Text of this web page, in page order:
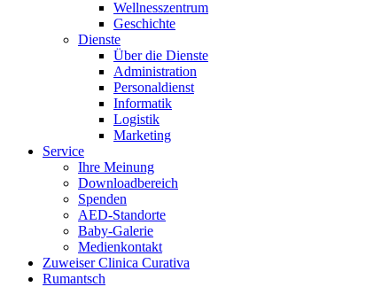
Wellnesszentrum
Geschichte
Dienste
Über die Dienste
Administration
Personaldienst
Informatik
Logistik
Marketing
Service
Ihre Meinung
Downloadbereich
Spenden
AED-Standorte
Baby-Galerie
Medienkontakt
Zuweiser Clinica Curativa
Rumantsch